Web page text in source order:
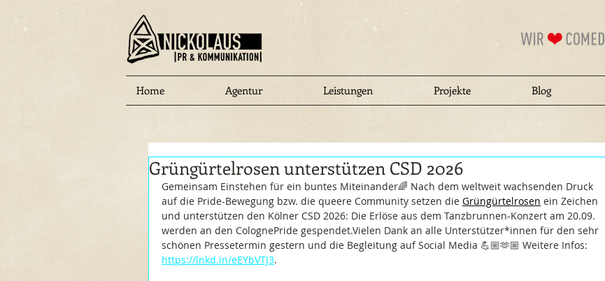
Home Agentur Leistungen Projekte Blog
Grüngürtelrosen unterstützen CSD 2026
Gemeinsam Einstehen für ein buntes Miteinander🌈 Nach dem weltweit wachsenden Druck
auf die Pride-Bewegung bzw. die queere Community setzen die Grüngürtelrosen ein Zeichen
und unterstützen den Kölner CSD 2026: Die Erlöse aus dem Tanzbrunnen-Konzert am 20.09.
werden an den ColognePride gespendet.Vielen Dank an alle Unterstützer*innen für den sehr
schönen Pressetermin gestern und die Begleitung auf Social Media 💪🏼🫶🏼 Weitere Infos:
https://lnkd.in/eEYbVTJ3.